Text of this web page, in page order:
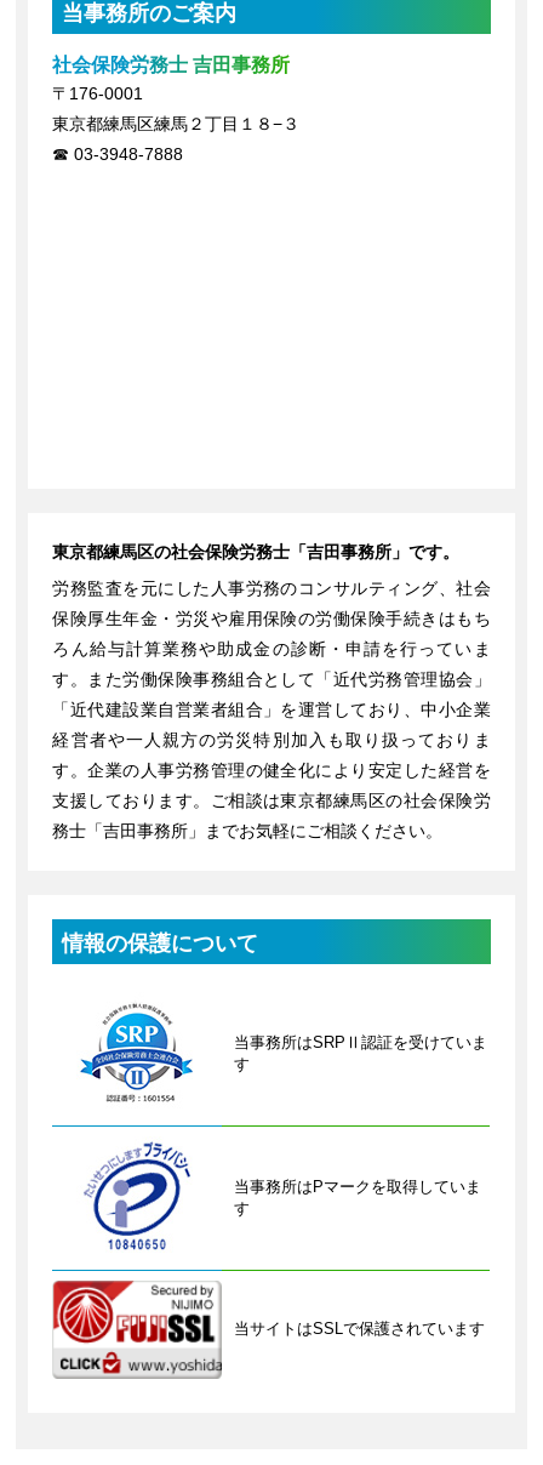
当事務所のご案内
社会保険労務士 吉田事務所
〒176-0001
東京都練馬区練馬２丁目１８−３
03-3948-7888
東京都練馬区の社会保険労務士「吉田事務所」です。
労務監査を元にした人事労務のコンサルティング、社会
保険厚生年金・労災や雇用保険の労働保険手続きはもち
ろん給与計算業務や助成金の診断・申請を行っていま
す。また労働保険事務組合として「近代労務管理協会」
「近代建設業自営業者組合」を運営しており、中小企業
経営者や一人親方の労災特別加入も取り扱っておりま
す。企業の人事労務管理の健全化により安定した経営を
支援しております。ご相談は東京都練馬区の社会保険労
務士「吉田事務所」までお気軽にご相談ください。
情報の保護について
当事務所はSRPⅡ認証を受けていま
す
当事務所はPマークを取得していま
す
当サイトはSSLで保護されています